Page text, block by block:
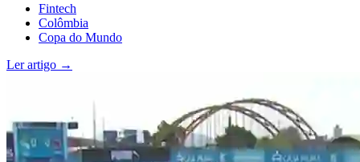
Fintech
Colômbia
Copa do Mundo
Ler artigo →